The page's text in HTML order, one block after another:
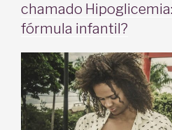
qual
a
chamado
fórmula infantil?